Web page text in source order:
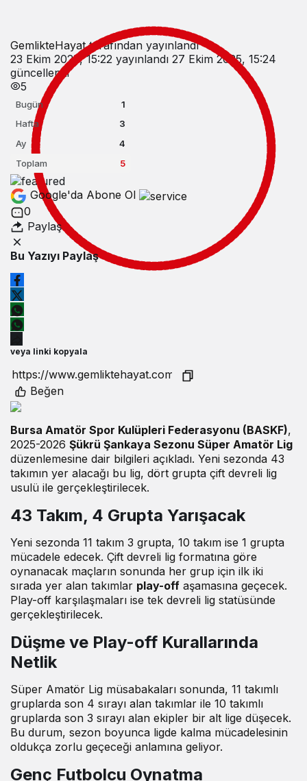
GemlikteHayattarafından yayınlandı
23 Ekim 2025, 15:22 yayınlandı 27 Ekim 2025, 15:24
güncellendi
5
Bugün
1
Hafta
3
Ay
4
Toplam
5
Google'da Abone Ol
0
Paylaş
Bu Yazıyı Paylaş
veya linki kopyala
Beğen
Bursa Amatör Spor Kulüpleri Federasyonu (BASKF),
2025-2026 Şükrü Şankaya Sezonu Süper Amatör Lig
düzenlemesine dair bilgileri açıkladı. Yeni sezonda 43
takımın yer alacağı bu lig, dört grupta çift devreli lig
usulü ile gerçekleştirilecek.
43 Takım, 4 Grupta Yarışacak
Yeni sezonda 11 takım 3 grupta, 10 takım ise 1 grupta
mücadele edecek. Çift devreli lig formatına göre
oynanacak maçların sonunda her grup için ilk iki
sırada yer alan takımlar play-off aşamasına geçecek.
Play-off karşılaşmaları ise tek devreli lig statüsünde
gerçekleştirilecek.
Düşme ve Play-off Kurallarında
Netlik
Süper Amatör Lig müsabakaları sonunda, 11 takımlı
gruplarda son 4 sırayı alan takımlar ile 10 takımlı
gruplarda son 3 sırayı alan ekipler bir alt lige düşecek.
Bu durum, sezon boyunca ligde kalma mücadelesinin
oldukça zorlu geçeceği anlamına geliyor.
Genç Futbolcu Oynatma